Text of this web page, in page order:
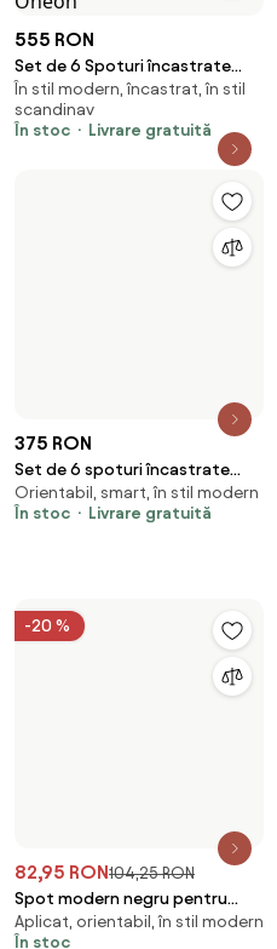
555 RON
Set de 6 Spoturi încastrate
Moderne Albe GU10 Rotunde
Fără Ramă - Oneon
În stil modern, încastrat, în stil
scandinav
În stoc
Livrare gratuită
-20 %
sistem de șine monofazat -
Aplicat, orientabil, în stil modern
În stoc
Spot de tavan modern,
orientabil, taupe GU10 AR111 -
Impact
Aplicat, orientabil, în stil modern
În stoc